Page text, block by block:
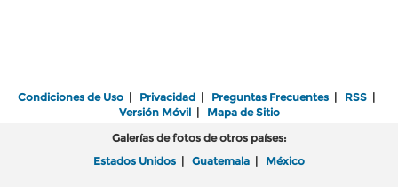
Condiciones de Uso | Privacidad | Preguntas Frecuentes | RSS |
Versión Móvil| Mapa de Sitio
Galerías de fotos de otros países:
Estados Unidos | Guatemala | México